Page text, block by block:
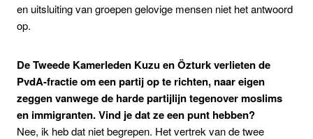
en uitsluiting van groepen gelovige mensen niet het antwoord
op.
De Tweede Kamerleden Kuzu en Özturk verlieten de
PvdA-fractie om een partij op te richten, naar eigen
zeggen vanwege de harde partijlijn tegenover moslims
en immigranten. Vind je dat ze een punt hebben?
Nee, ik heb dat niet begrepen. Het vertrek van de twee